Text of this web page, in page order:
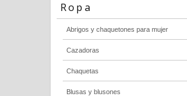
Ropa
Abrigos y chaquetones para mujer
Cazadoras
Chaquetas
Blusas y blusones